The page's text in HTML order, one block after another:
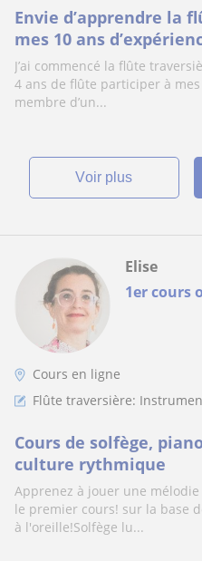
Envie d’apprendre la
mes 10 ans
vais pouvoir t’aider à
J’ai commencé la flûte
4 ans de flûte participer à
membre d’un...
voir plus
1er cours
Elise
Cours en ligne
Flûte traversière:
Cours de solfège,
culture rythmique
Apprenez à jouer une
le premier cours! sur la base
à l'oreille!Solfège lu...